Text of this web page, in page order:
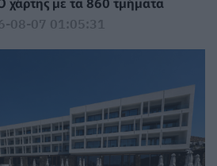
08-07 01:05:31